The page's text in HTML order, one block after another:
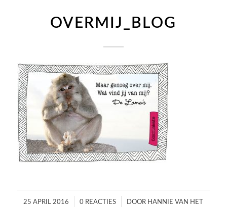
OVERMIJ_BLOG
25 APRIL 2016
/ 0 REACTIES
/ DOOR HANNIE VAN HET